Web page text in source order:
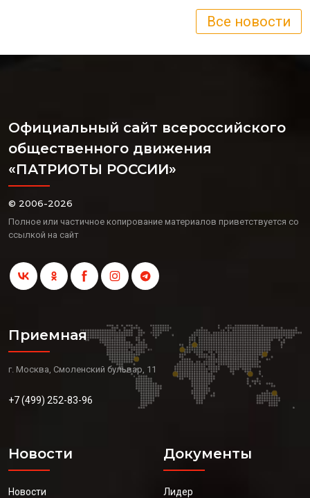
Все новости
Официальный сайт всероссийского
общественного движения
«ПАТРИОТЫ РОССИИ»
© 2006-2026
Полное или частичное копирование материалов приветствуется со
ссылкой на сайт
Приемная
г. Москва, Смоленский бульвар, 11
+7 (499) 252-83-96
Новости
Новости
Документы
Лидер